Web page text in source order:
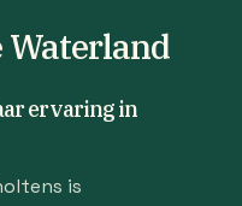
ervaring in
is